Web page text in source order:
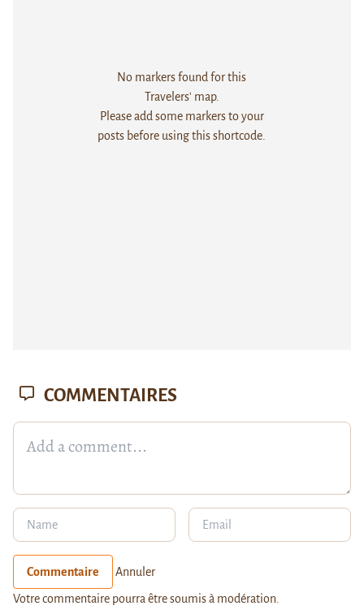
No markers found for this
Travelers' map.
Please add some markers to your
posts before using this shortcode.
COMMENTAIRES
Commentaire Annuler
Votre commentaire pourra être soumis à modération.